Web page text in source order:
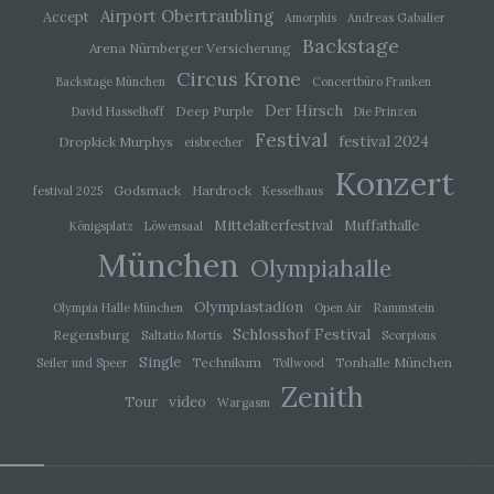
Accept Airport Obertraubling Amorphis Andreas Gabalier
Arena Nürnberger Versicherung Backstage
Backstage München Circus Krone
Concertbüro Franken
David Hasselhoff
Deep Purple Der Hirsch Die Prinzen
Dropkick Murphys eisbrecher Festival festival 2024
festival 2025 Godsmack Hardrock Kesselhaus Konzert
Königsplatz Löwensaal Mittelalterfestival Muffathalle
München Olympiahalle
Olympia Halle München Olympiastadion Open Air Rammstein
Regensburg Saltatio Mortis Schlosshof Festival
Scorpions
Seiler und Speer
Single Technikum Tollwood Tonhalle München
Tour video Wargasm Zenith
werden und technischen und organisatorischen
Maßnahmen unterliegen, die gewährleisten, dass
die personenbezogenen Daten nicht einer
identifizierten oder identifizierbaren natürlichen
Person zugewiesen werden.
Verantwortlicher oder für die Verarbeitung
Person, Behörde, Einrichtung oder andere Stelle,
die allein oder gemeinsam mit anderen über die
Zwecke und Mittel der Verarbeitung von
personenbezogenen Daten entscheidet. Sind die
Zwecke und Mittel dieser Verarbeitung durch das
Unionsrecht oder das Recht der Mitgliedstaaten
beziehungsweise können die bestimmten
Kriterien seiner Benennung nach dem